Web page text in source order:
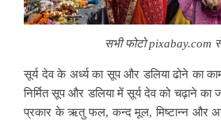
सभी फोटो pixabay.com
सूर्य देव के अर्ध्य का सूप और डलिया ढोने का
निर्मित सूप और डलिया में सूर्य देव को चढ़ाने का
प्रकार के ऋतु फल,कन्द मूल, मिष्टान्न और